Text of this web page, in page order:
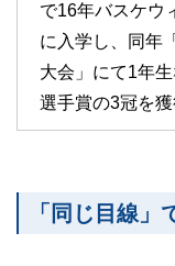
で16年バスケウ
に入学し、同年
大会」にて1年
選手賞の3冠を獲
「同じ目線」